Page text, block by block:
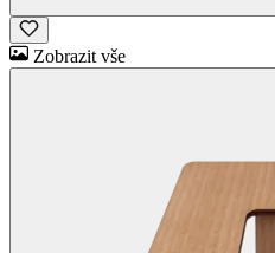
Zobrazit vše